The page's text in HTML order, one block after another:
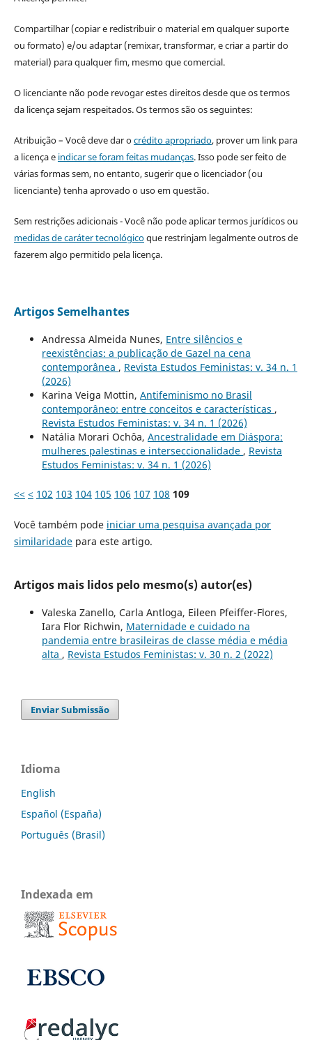
Compartilhar (copiar e redistribuir o material em qualquer suporte
ou formato) e/ou adaptar (remixar, transformar, e criar a partir do
material) para qualquer fim, mesmo que comercial.
O licenciante não pode revogar estes direitos desde que os termos
da licença sejam respeitados. Os termos são os seguintes:
Atribuição – Você deve dar ocrédito apropriado, prover um link para
a licença e indicar se foram feitas mudanças. Isso pode ser feito de
várias formas sem, no entanto, sugerir que o licenciador (ou
licenciante) tenha aprovado o uso em questão.
Sem restrições adicionais - Você não pode aplicar termos jurídicos ou
medidas de caráter tecnológicoque restrinjam legalmente outros de
fazerem algo permitido pela licença.
Artigos Semelhantes
Andressa Almeida Nunes, Entre silêncios e
reexistências: a publicação de Gazel na cena
contemporânea , Revista Estudos Feministas: v. 34 n. 1
(2026)
Karina Veiga Mottin, Antifeminismo no Brasil
contemporâneo: entre conceitos e características ,
Revista Estudos Feministas: v. 34 n. 1 (2026)
Natália Morari Ochôa, Ancestralidade em Diáspora:
mulheres palestinas e interseccionalidade , Revista
Estudos Feministas: v. 34 n. 1 (2026)
<< < 102 103 104 105 106 107 108 109
Você também pode iniciar uma pesquisa avançada por
similaridadepara este artigo.
Artigos mais lidos pelo mesmo(s) autor(es)
Valeska Zanello, Carla Antloga, Eileen Pfeiffer-Flores,
Iara Flor Richwin, Maternidade e cuidado na
pandemia entre brasileiras de classe média e média
alta , Revista Estudos Feministas: v. 30 n. 2 (2022)
Enviar Submissão
Idioma
English
Español (España)
Português (Brasil)
Indexada em